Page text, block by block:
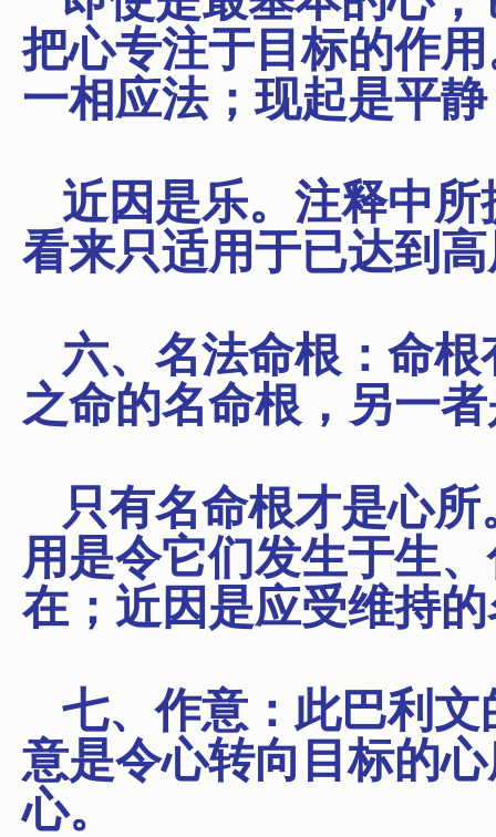
把心专注于目标的作
一相应法；现起是平
近因是乐。注释中
看来只适用于已达到
六、名法命根：命
之命的名命根，另一
只有名命根才是心
用是令它们发生于生
在；近因是应受维持
七、作意：此巴利文
意是令心转向目标的
心。